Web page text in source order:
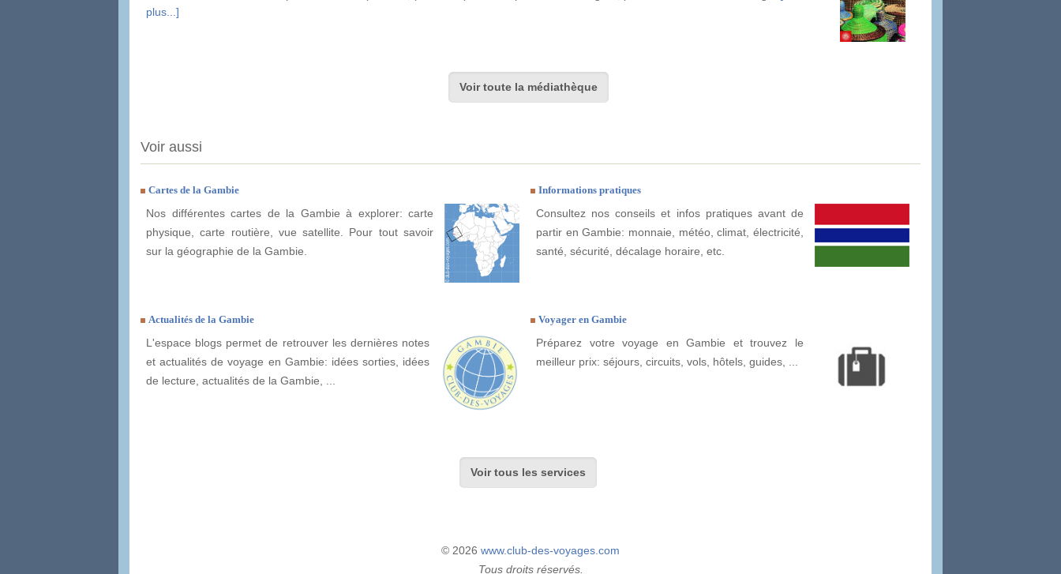
plus...]
Voir toute la médiathèque
Voir aussi
Cartes de la Gambie
Nos différentes cartes de la Gambie à explorer: carte
physique, carte routière, vue satellite. Pour tout savoir
sur la géographie de la Gambie.
Informations pratiques
Consultez nos conseils et infos pratiques avant de
partir en Gambie: monnaie, météo, climat, électricité,
santé, sécurité, décalage horaire, etc.
Actualités de la Gambie
L'espace blogs permet de retrouver les dernières notes
et actualités de voyage en Gambie: idées sorties, idées
de lecture, actualités de la Gambie, ...
Voyager en Gambie
Préparez votre voyage en Gambie et trouvez le
meilleur prix: séjours, circuits, vols, hôtels, guides, ...
Voir tous les services
© 2026 www.club-des-voyages.com
Tous droits réservés.